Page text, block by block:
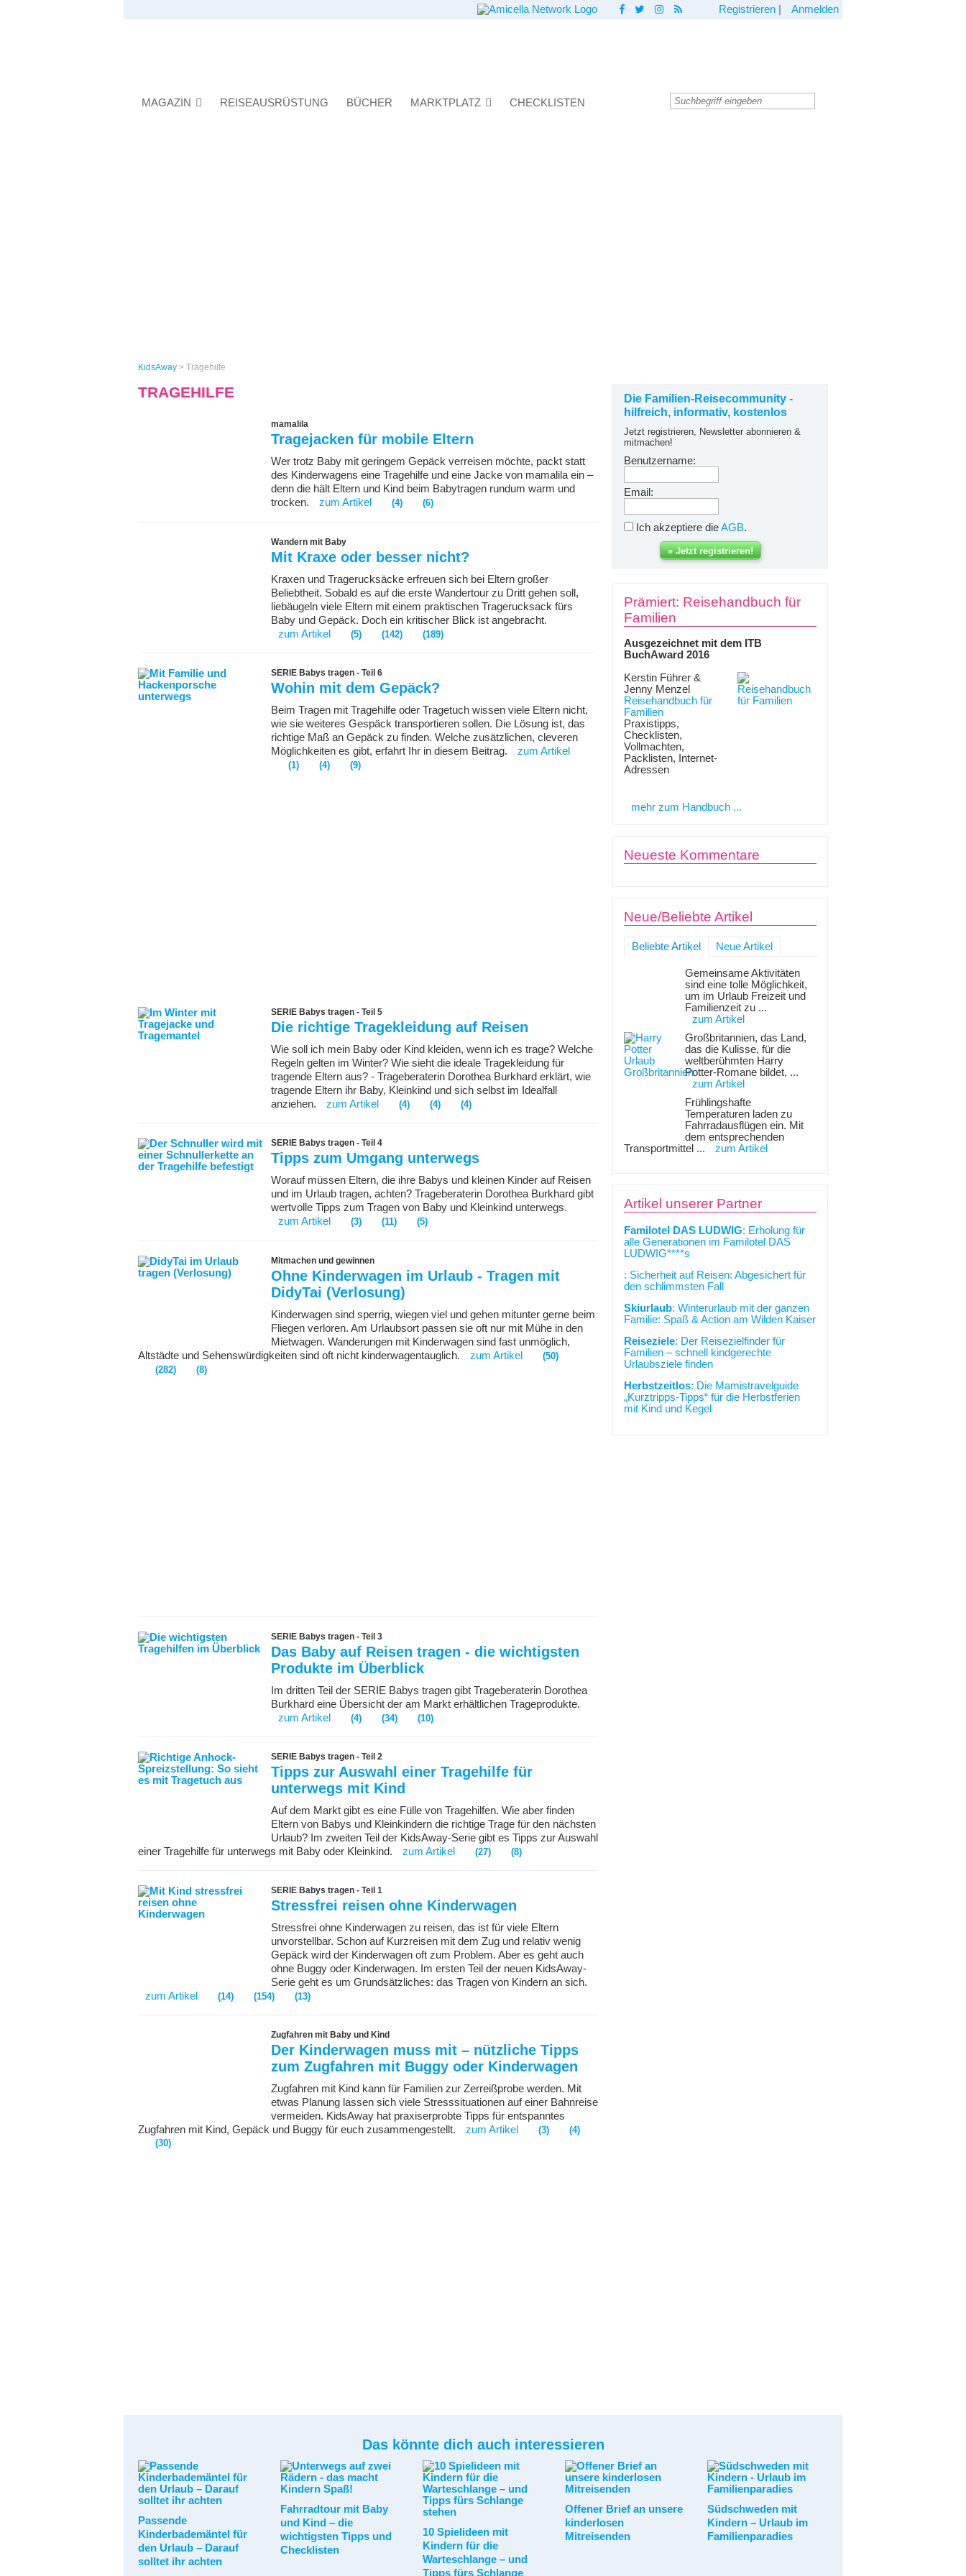
Registrieren Anmelden
MAGAZIN REISEAUSRÜSTUNG BÜCHER MARKTPLATZ CHECKLISTEN
KidsAway > Tragehilfe
TRAGEHILFE
mamalila
Tragejacken für mobile Eltern
Wer trotz Baby mit geringem Gepäck verreisen möchte, packt statt
des Kinderwagens eine Tragehilfe und eine Jacke von mamalila ein –
denn die hält Eltern und Kind beim Babytragen rundum warm und
trocken.
zum Artikel (4) (6)
Wandern mit Baby
Mit Kraxe oder besser nicht?
Kraxen und Tragerucksäcke erfreuen sich bei Eltern großer
Beliebtheit. Sobald es auf die erste Wandertour zu Dritt gehen soll,
liebäugeln viele Eltern mit einem praktischen Tragerucksack fürs
Baby und Gepäck. Doch ein kritischer Blick ist angebracht.
zum Artikel
(5) (142) (189)
SERIE Babys tragen - Teil 6
Wohin mit dem Gepäck?
Beim Tragen mit Tragehilfe oder Tragetuch wissen viele Eltern nicht,
wie sie weiteres Gespäck transportieren sollen. Die Lösung ist, das
richtige Maß an Gepäck zu finden. Welche zusätzlichen, cleveren
Möglichkeiten es gibt, erfahrt Ihr in diesem Beitrag.
zum Artikel
(1) (4) (9)
SERIE Babys tragen - Teil 5
Die richtige Tragekleidung auf Reisen
Wie soll ich mein Baby oder Kind kleiden, wenn ich es trage? Welche
Regeln gelten im Winter? Wie sieht die ideale Tragekleidung für
tragende Eltern aus? - Trageberaterin Dorothea Burkhard erklärt, wie
tragende Eltern ihr Baby, Kleinkind und sich selbst im Idealfall
anziehen.
zum Artikel (4) (4) (4)
SERIE Babys tragen - Teil 4
Tipps zum Umgang unterwegs
Worauf müssen Eltern, die ihre Babys und kleinen Kinder auf Reisen
und im Urlaub tragen, achten? Trageberaterin Dorothea Burkhard gibt
wertvolle Tipps zum Tragen von Baby und Kleinkind unterwegs.
zum Artikel
(3) (11) (5)
Mitmachen und gewinnen
Ohne Kinderwagen im Urlaub - Tragen mit
DidyTai (Verlosung)
Kinderwagen sind sperrig, wiegen viel und gehen mitunter gerne beim
Fliegen verloren. Am Urlaubsort passen sie oft nur mit Mühe in den
Mietwagen. Wanderungen mit Kinderwagen sind fast unmöglich,
Altstädte und Sehenswürdigkeiten sind oft nicht kinderwagentauglich.
zum Artikel
(50)
(282)
(8)
SERIE Babys tragen - Teil 3
Das Baby auf Reisen tragen - die wichtigsten
Produkte im Überblick
Im dritten Teil der SERIE Babys tragen gibt Trageberaterin Dorothea
Burkhard eine Übersicht der am Markt erhältlichen Trageprodukte.
zum Artikel
(4) (34) (10)
SERIE Babys tragen - Teil 2
Tipps zur Auswahl einer Tragehilfe für
unterwegs mit Kind
Auf dem Markt gibt es eine Fülle von Tragehilfen. Wie aber finden
Eltern von Babys und Kleinkindern die richtige Trage für den nächsten
Urlaub? Im zweiten Teil der KidsAway-Serie gibt es Tipps zur Auswahl
einer Tragehilfe für unterwegs mit Baby oder Kleinkind.
zum Artikel (27) (8)
SERIE Babys tragen - Teil 1
Stressfrei reisen ohne Kinderwagen
Stressfrei ohne Kinderwagen zu reisen, das ist für viele Eltern
unvorstellbar. Schon auf Kurzreisen mit dem Zug und relativ wenig
Gepäck wird der Kinderwagen oft zum Problem. Aber es geht auch
ohne Buggy oder Kinderwagen. Im ersten Teil der neuen KidsAway-
Serie geht es um Grundsätzliches: das Tragen von Kindern an sich.
zum Artikel
(14) (154) (13)
Zugfahren mit Baby und Kind
Der Kinderwagen muss mit – nützliche Tipps
zum Zugfahren mit Buggy oder Kinderwagen
Zugfahren mit Kind kann für Familien zur Zerreißprobe werden. Mit
etwas Planung lassen sich viele Stresssituationen auf einer Bahnreise
vermeiden. KidsAway hat praxiserprobte Tipps für entspanntes
Zugfahren mit Kind, Gepäck und Buggy für euch zusammengestellt.
zum Artikel (3)
(4)
(30)
Die Familien-Reisecommunity -
hilfreich, informativ, kostenlos
Jetzt registrieren, Newsletter abonnieren &
mitmachen!
Benutzername:
Email:
Ich akzeptiere dieAGB.
Prämiert: Reisehandbuch für
Familien
Ausgezeichnet mit dem ITB
BuchAward 2016
Kerstin Führer &
Jenny Menzel
Reisehandbuch für
Familien
Praxistipps,
Checklisten,
Vollmachten,
Packlisten, Internet-
Adressen
mehr zum Handbuch ...
Neueste Kommentare
Neue/Beliebte Artikel
Beliebte Artikel Neue Artikel
Gemeinsame Aktivitäten
sind eine tolle Möglichkeit,
um im Urlaub Freizeit und
Familienzeit zu ...
zum Artikel
Großbritannien, das Land,
das die Kulisse, für die
weltberühmten Harry
Potter-Romane bildet, ...
zum Artikel
Frühlingshafte
Temperaturen laden zu
Fahrradausflügen ein. Mit
dem entsprechenden
Transportmittel ...
zum Artikel
Artikel unserer Partner
Familotel DAS LUDWIG: Erholung für
alle Generationen im Familotel DAS
LUDWIG****s
: Sicherheit auf Reisen: Abgesichert für
den schlimmsten Fall
Skiurlaub: Winterurlaub mit der ganzen
Familie: Spaß & Action am Wilden Kaiser
Reiseziele: Der Reisezielfinder für
Familien – schnell kindgerechte
Urlaubsziele finden
Herbstzeitlos: Die Mamistravelguide
„Kurztripps-Tipps“ für die Herbstferien
mit Kind und Kegel
Das könnte dich auch interessieren
Passende
Kinderbademäntel für
den Urlaub – Darauf
solltet ihr achten
Fahrradtour mit Baby
und Kind – die
wichtigsten Tipps und
Checklisten
10 Spielideen mit
Kindern für die
Warteschlange – und
Tipps fürs Schlange
Offener Brief an unsere
kinderlosen
Mitreisenden
Südschweden mit
Kindern – Urlaub im
Familienparadies